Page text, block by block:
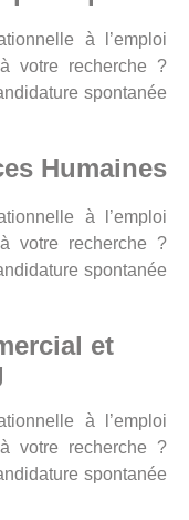
à l’emploi
votre recherche ?
spontanée
Humaines
à l’emploi
votre recherche ?
spontanée
et
à l’emploi
votre recherche ?
spontanée